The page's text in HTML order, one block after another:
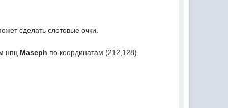
сделать слотовые очки.
нпц Maseph по координатам (212,128).